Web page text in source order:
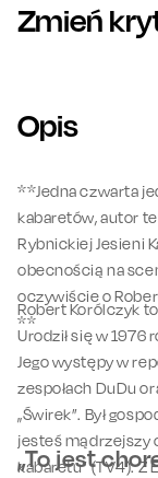
Zmień
Opis
**Jedna czwarta
kabaretów, autor
Rybnickiej Jesieni
obecnością na
oczywiście o
**
Robert Korólczyk
Urodził się w 1976
Jego występy w
zespołach DuDu
„Świrek”. Był
jesteś mądrzejszy
kabaretu” (TV4). Z
„To jest